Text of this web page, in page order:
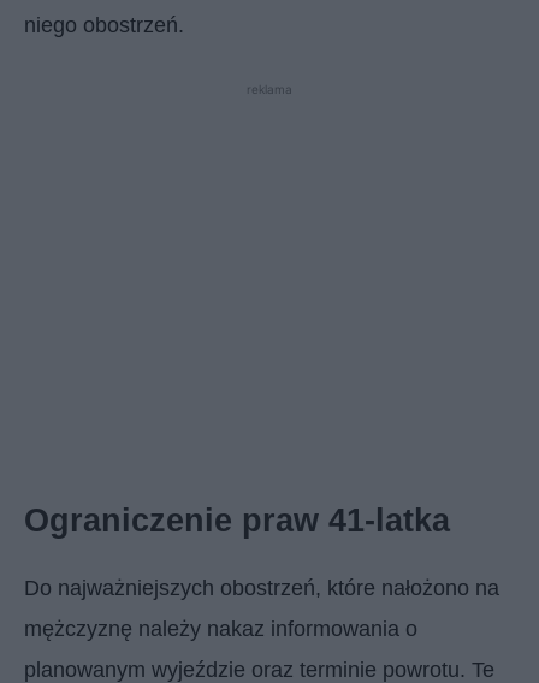
niego obostrzeń.
reklama
Ograniczenie praw 41-latka
Do najważniejszych obostrzeń, które nałożono na
mężczyznę należy nakaz informowania o
planowanym wyjeździe oraz terminie powrotu. Te